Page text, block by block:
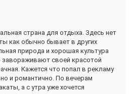
страна для отдыха. Здесь нет
как обычно бывает в других
природа и хорошая культура
своей красотой
Кажется что попал в рекламу
и романтично. По вечерам
а с утра уже хочется